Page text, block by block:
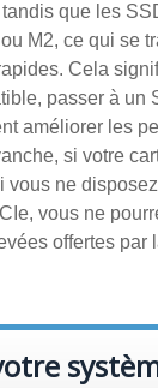
que les
ou M2, ce qui se
Cela
passer à un
améliorer les
si votre
vous ne disposez
vous ne
offertes par